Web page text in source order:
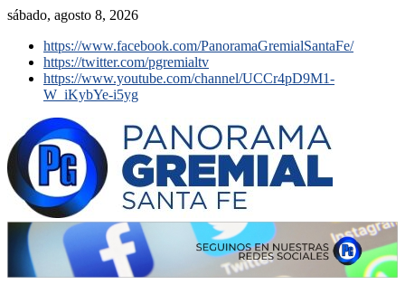
sábado, agosto 8, 2026
https://www.facebook.com/PanoramaGremialSantaFe/
https://twitter.com/pgremialtv
https://www.youtube.com/channel/UCCr4pD9M1-
W_iKybYe-i5yg